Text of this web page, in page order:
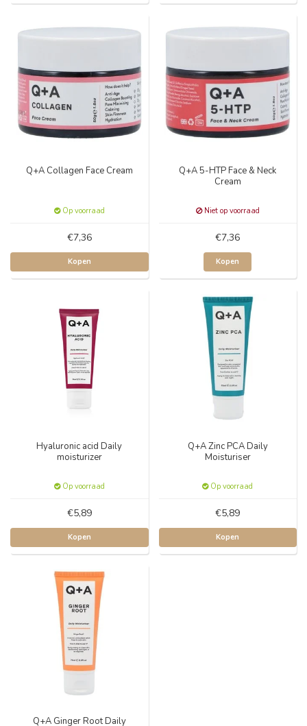
Q+A Collagen Face Cream
Op voorraad
€7,36
Kopen
Q+A 5-HTP Face & Neck
Cream
Niet op voorraad
€7,36
Kopen
Hyaluronic acid Daily
moisturizer
Op voorraad
€5,89
Kopen
Q+A Zinc PCA Daily
Moisturiser
Op voorraad
€5,89
Kopen
Q+A Ginger Root Daily